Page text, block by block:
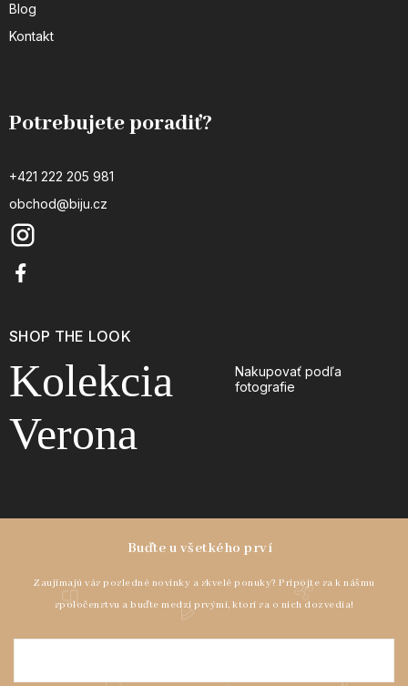
Blog
Kontakt
Potrebujete poradiť?
+421 222 205 981
obchod@biju.cz
SHOP THE LOOK
Kolekcia
Verona
Nakupovať podľa
fotografie